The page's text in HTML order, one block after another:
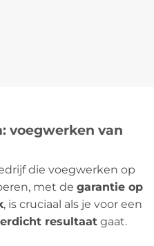
voegwerken van
die voegwerken op
met de garantie op
, is cruciaal als je voor een
resultaat gaat.